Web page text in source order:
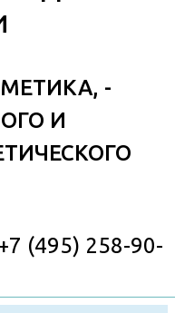
-
И
(495) 258-90-